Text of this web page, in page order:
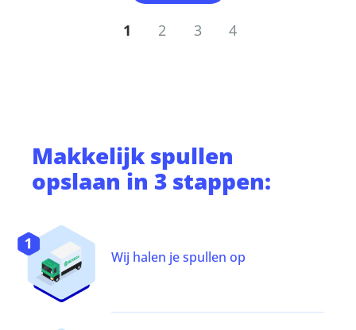
1 2 3 4
Makkelijkspullen
opslaan in 3 stappen:
Wij halen je spullen op